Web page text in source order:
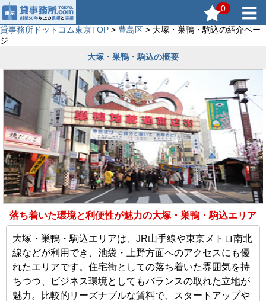
0
貸事務所ドットコム東京TOP > 豊島区 > 大塚・巣鴨・駒込の紹介ペー
ジ
大塚・巣鴨・駒込の概要
落ち着いた環境と利便性が魅力の大塚・巣鴨・駒込エリア
大塚・巣鴨・駒込エリアは、JR山手線や東京メトロ南北
線などが利用でき、池袋・上野方面へのアクセスにも優
れたエリアです。住宅街としての落ち着いた雰囲気を持
ちつつ、ビジネス環境としてもバランスの取れた立地が
魅力。比較的リーズナブルな賃料で、スタートアップや